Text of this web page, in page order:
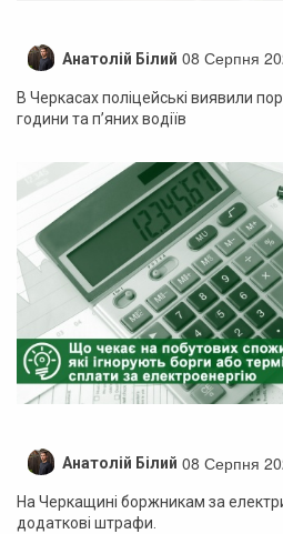
Анатолій Білий 08 Серпня
В Черкасах поліцейські виявили
години та п’яних водіїв
Анатолій Білий 08 Серпня
На Черкащині боржникам за
додаткові штрафи.